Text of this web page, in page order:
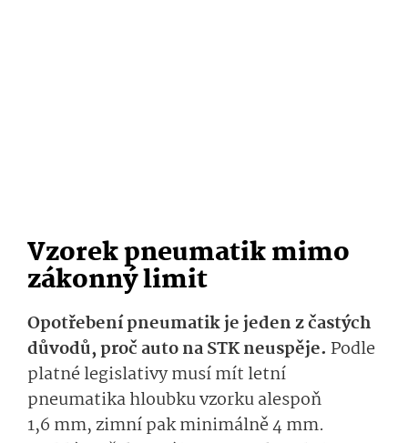
Vzorek pneumatik mimo
zákonný limit
Opotřebení pneumatik je jeden z častých
důvodů, proč auto na STK neuspěje. Podle
platné legislativy musí mít letní
pneumatika hloubku vzorku alespoň
1,6 mm, zimní pak minimálně 4 mm.